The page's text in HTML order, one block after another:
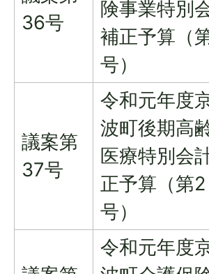
36号
険事業特別
補正予算（
号）
議案第
37号
令和元年度
波町後期高
医療特別会
正予算（第2
号）
令和元年度